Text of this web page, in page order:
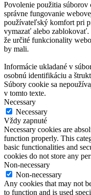
Povolenie použitia súborov
správne fungovanie
používateľský komfort pri
vymazať alebo zablokovať.
že určité funkcionality
by mali.
Informácie ukladané v
osobnú identifikáciu a
Súbory cookie sa
v tomto texte.
Necessary
Necessary
Vždy zapnuté
Necessary cookies are
function properly. This
basic functionalities and
cookies do not store any
Non-necessary
Non-necessary
Any cookies that may not
to function and is used